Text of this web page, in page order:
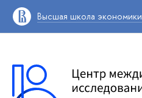
Высшая школа экономики